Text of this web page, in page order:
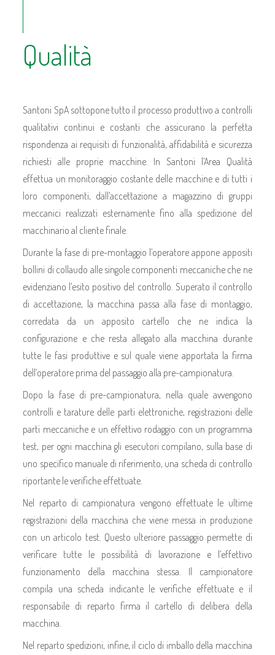
Qualità
Santoni SpA sottopone tutto il processo produttivo a controlli
qualitativi continui e costanti che assicurano la perfetta
rispondenza ai requisiti di funzionalità, affidabilità e sicurezza
richiesti alle proprie macchine. In Santoni l’Area Qualità
effettua un monitoraggio costante delle macchine e di tutti i
loro componenti, dall’accettazione a magazzino di gruppi
meccanici realizzati esternamente fino alla spedizione del
macchinario al cliente finale.
Durante la fase di pre-montaggio l’operatore appone appositi
bollini di collaudo alle singole componenti meccaniche che ne
evidenziano l’esito positivo del controllo. Superato il controllo
di accettazione, la macchina passa alla fase di montaggio,
corredata da un apposito cartello che ne indica la
configurazione e che resta allegato alla macchina durante
tutte le fasi produttive e sul quale viene apportata la firma
dell’operatore prima del passaggio alla pre-campionatura.
Dopo la fase di pre-campionatura, nella quale avvengono
controlli e tarature delle parti elettroniche, registrazioni delle
parti meccaniche e un effettivo rodaggio con un programma
test, per ogni macchina gli esecutori compilano, sulla base di
uno specifico manuale di riferimento, una scheda di controllo
riportante le verifiche effettuate.
Nel reparto di campionatura vengono effettuate le ultime
registrazioni della macchina che viene messa in produzione
con un articolo test. Questo ulteriore passaggio permette di
verificare tutte le possibilità di lavorazione e l’effettivo
funzionamento della macchina stessa. Il campionatore
compila una scheda indicante le verifiche effettuate e il
responsabile di reparto firma il cartello di delibera della
macchina.
Nel reparto spedizioni, infine, il ciclo di imballo della macchina